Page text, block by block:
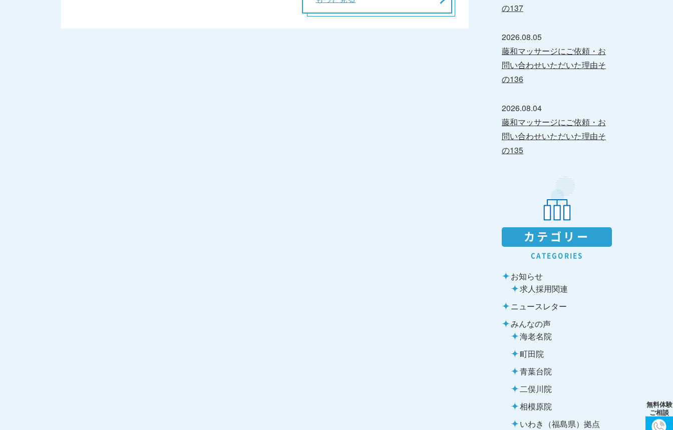
無料体験
ご相談
の137
2026.08.05
藤和マッサージにご依頼・お
問い合わせいただいた理由そ
の136
2026.08.04
藤和マッサージにご依頼・お
問い合わせいただいた理由そ
の135
カテゴリー
CATEGORIES
お知らせ
求人採用関連
ニュースレター
みんなの声
海老名院
町田院
青葉台院
二俣川院
相模原院
いわき（福島県）拠点